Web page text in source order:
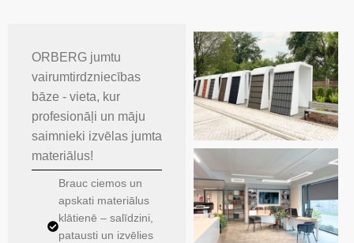
ORBERG jumtu
vairumtirdzniecības
bāze - vieta, kur
profesionāļi un māju
saimnieki izvēlas jumta
materiālus!
Brauc ciemos un
apskati materiālus
klātienē – salīdzini,
patausti un izvēlies